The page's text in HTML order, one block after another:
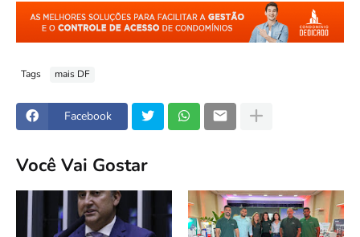
Tags mais DF
Facebook
Você Vai Gostar